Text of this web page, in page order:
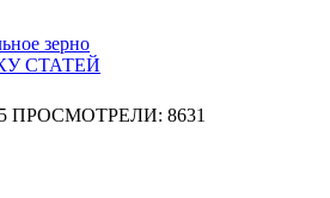
зерно
СТАТЕЙ
ПРОСМОТРЕЛИ: 8631